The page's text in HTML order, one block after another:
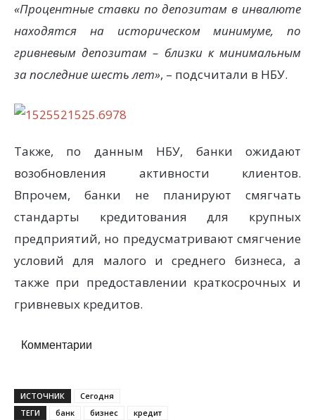
«Процентные ставки по депозитам в инвалюте
находятся на историческом минимуме, по
гривневым депозитам – близки к минимальным
за последние шесть лет», – подсчитали в НБУ.
Также, по данным НБУ, банки ожидают
возобновления активности клиентов.
Впрочем, банки не планируют смягчать
стандарты кредитования для крупных
предприятий, но предусматривают смягчение
условий для малого и среднего бизнеса, а
также при предоставлении краткосрочных и
гривневых кредитов.
Комментарии
ИСТОЧНИК
Сегодня
ТЕГИ
банк бизнес кредит